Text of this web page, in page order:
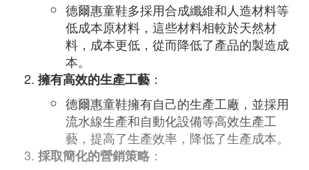
德爾惠童鞋多採用合成纖維和人造材料等
低成本原材料，這些材料相較於天然材
料，成本更低，從而降低了產品的製造成
本。
擁有高效的生產工藝 ：
德爾惠童鞋擁有自己的生產工廠，並採用
流水線生產和自動化設備等高效生產工
藝，提高了生產效率，降低了生產成本。
採取簡化的營銷策略 ：